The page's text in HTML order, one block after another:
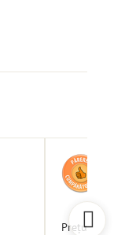
Prețuri